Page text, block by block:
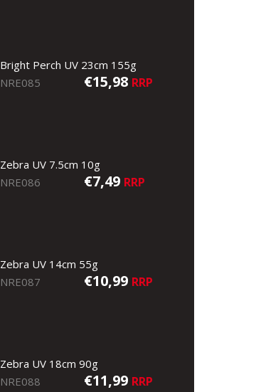
Bright Perch UV 23cm 155g
NRE085
€15,98 RRP
Zebra UV 7.5cm 10g
NRE086
€7,49 RRP
Zebra UV 14cm 55g
NRE087
€10,99 RRP
Zebra UV 18cm 90g
NRE088
€11,99 RRP